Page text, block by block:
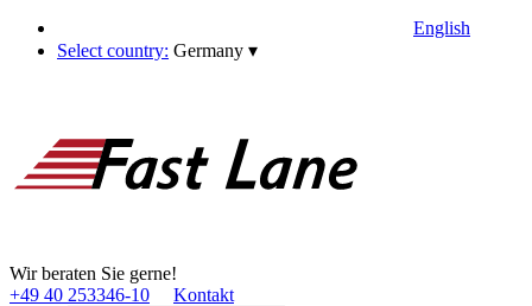
English
Select country: Germany ▾
Wir beraten Sie gerne!
+49 40 253346­-10
Kontakt